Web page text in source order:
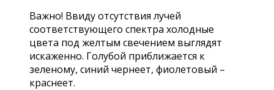
Важно! Ввиду отсутствия лучей
соответствующего спектра холодные
цвета под желтым свечением выглядят
искаженно. Голубой приближается к
зеленому, синий чернеет, фиолетовый –
краснеет.